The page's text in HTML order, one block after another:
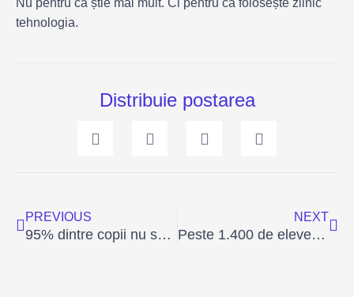
Nu pentru că știe mai mult. Ci pentru că folosește zilnic
tehnologia.
Distribuie postarea
PREVIOUS
95% dintre copii nu spun când ceva îi deranjează online. Cum schimbăm asta?
NEXT
Peste 1.400 de eleve din România au construit aplicații pentru probleme reale